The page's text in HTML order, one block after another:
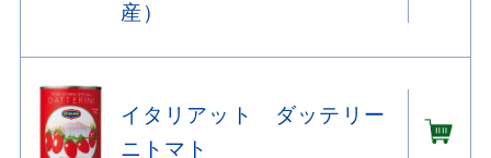
産）
イタリアット ダッテリー
ニトマト